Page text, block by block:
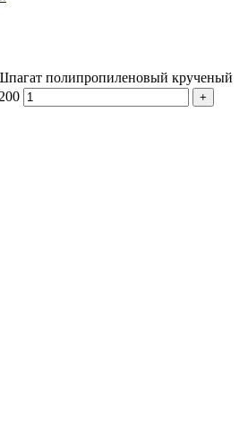
полипропиленовый крученый